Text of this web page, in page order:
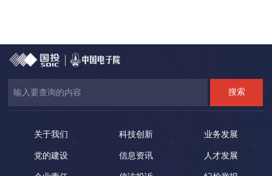
关于我们 科技创新 业务发展
党的建设 信息资讯 人才发展